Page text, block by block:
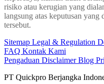
risiko atau kerugian yang
langsung atas keputusan
tersebut.
Sitemap Legal & Regulation
FAQ Kontak Kami
Pengaduan DisclaimerBlog
PT Quickpro Berjangka